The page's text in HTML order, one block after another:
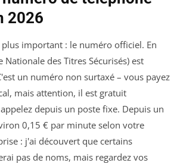
2026
important : le numéro officiel. En
Nationale des Titres Sécurisés) est
un numéro non surtaxé – vous payez
mais attention, il est gratuit
depuis un poste fixe. Depuis un
0,15 € par minute selon votre
: j'ai découvert que certains
pas de noms, mais regardez vos